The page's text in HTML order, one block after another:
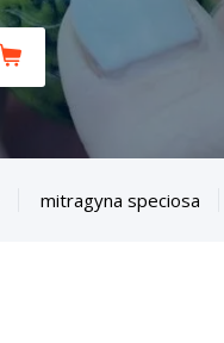
mitragyna speciosa